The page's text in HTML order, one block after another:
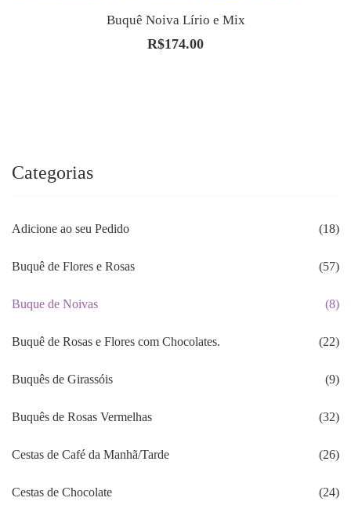
Buquê Noiva Lírio e Mix
R$174.00
Categorias
Adicione ao seu Pedido (18)
Buquê de Flores e Rosas (57)
Buque de Noivas (8)
Buquê de Rosas e Flores com Chocolates. (22)
Buquês de Girassóis (9)
Buquês de Rosas Vermelhas (32)
Cestas de Café da Manhã/Tarde (26)
Cestas de Chocolate (24)